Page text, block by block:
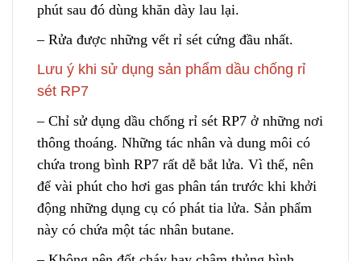
phút sau đó dùng khăn dày lau lại.
– Rửa được những vết rỉ sét cứng đầu nhất.
Lưu ý khi sử dụng sản phẩm dầu chống rỉ
sét RP7
– Chỉ sử dụng dầu chống rỉ sét RP7 ở những nơi
thông thoáng. Những tác nhân và dung môi có
chứa trong bình RP7 rất dễ bắt lửa. Vì thế, nên
để vài phút cho hơi gas phân tán trước khi khởi
động những dụng cụ có phát tia lửa. Sản phẩm
này có chứa một tác nhân butane.